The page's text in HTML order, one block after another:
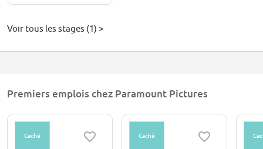
Voir tous les stages (1) >
Premiers emplois chez Paramount Pictures
Caché Caché